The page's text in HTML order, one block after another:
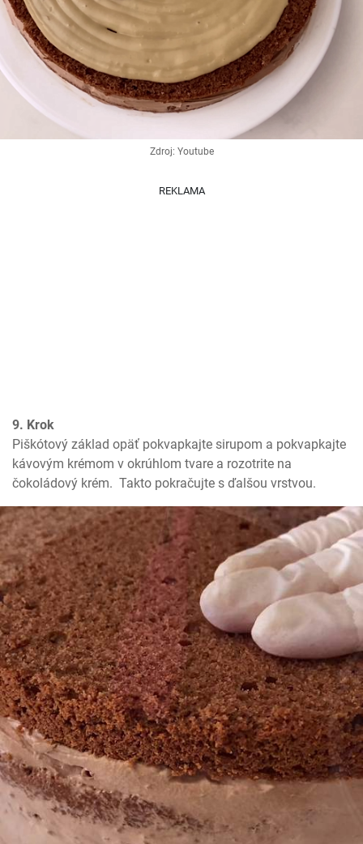
Zdroj: Youtube
REKLAMA
9. Krok
Piškótový základ opäť pokvapkajte sirupom a pokvapkajte
kávovým krémom v okrúhlom tvare a rozotrite na
čokoládový krém.  Takto pokračujte s ďalšou vrstvou.